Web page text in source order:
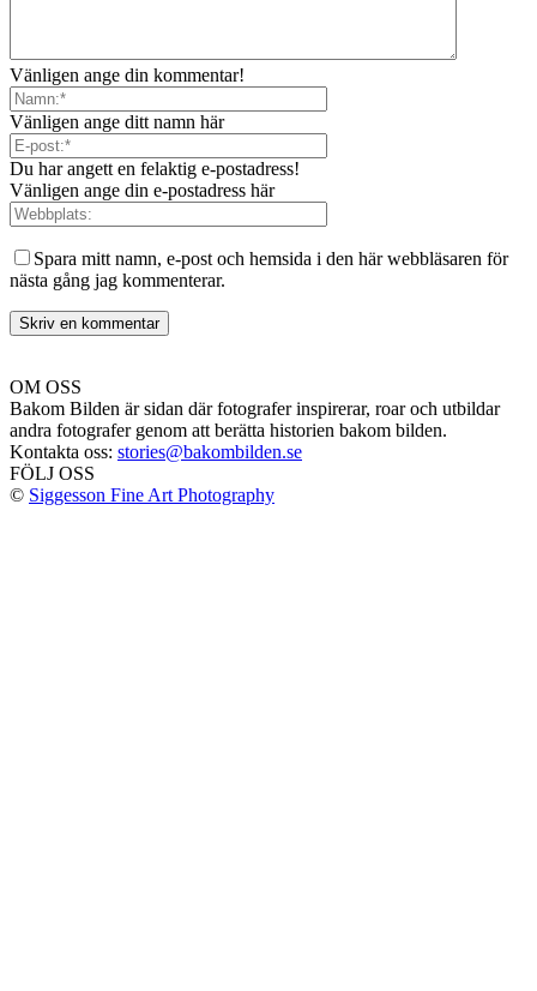
Vänligen ange din kommentar!
Vänligen ange ditt namn här
Du har angett en felaktig e-postadress!
Vänligen ange din e-postadress här
Spara mitt namn, e-post och hemsida i den här webbläsaren för
nästa gång jag kommenterar.
OM OSS
Bakom Bilden är sidan där fotografer inspirerar, roar och utbildar
andra fotografer genom att berätta historien bakom bilden.
Kontakta oss: stories@bakombilden.se
FÖLJ OSS
© Siggesson Fine Art Photography